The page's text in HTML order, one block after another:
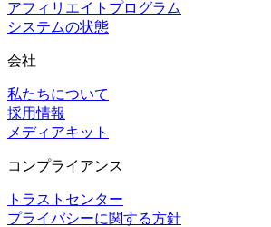
アフィリエイトプログラム
システムの状態
会社
私たちについて
採用情報
メディアキット
コンプライアンス
トラストセンター
プライバシーに関する方針